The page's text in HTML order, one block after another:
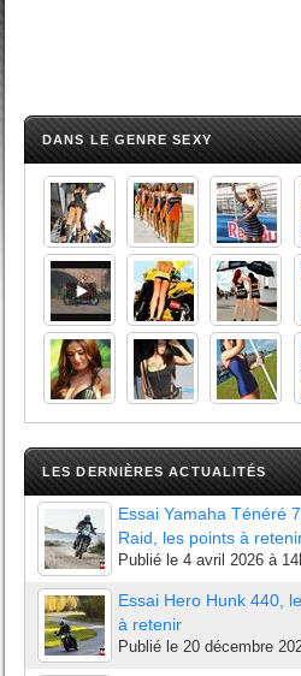
DANS LE GENRE SEXY
LES DERNIÈRES ACTUALITÉS
Essai Yamaha Ténéré
Raid, les points à
Publié le 4 avril 2026 à
Essai Hero Hunk 440,
à retenir
Publié le 20 décembre